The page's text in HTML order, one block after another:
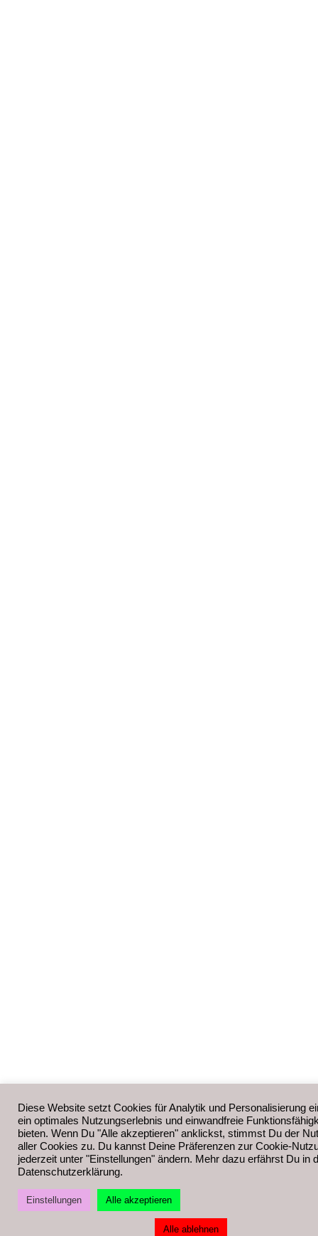
Diese Website setzt Cookies für Analytik und Personalisierung
ein optimales Nutzungserlebnis und einwandfreie
bieten. Wenn Du "Alle akzeptieren" anklickst, stimmst Du der
aller Cookies zu. Du kannst Deine Präferenzen zur Cookie-
jederzeit unter "Einstellungen" ändern. Mehr dazu erfährst Du in
Datenschutzerklärung.
Einstellungen Alle akzeptieren
Alle ablehnen